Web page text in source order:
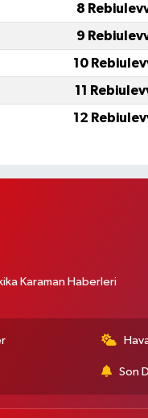
8
9
10
11
12
Karaman Haberleri
Son